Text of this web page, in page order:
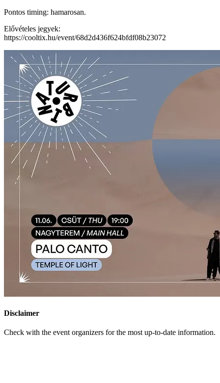
Pontos timing: hamarosan.
Elővételes jegyek:
https://cooltix.hu/event/68d2d436f624bfdf08b23072
Disclaimer
Check with the event organizers for the most up-to-date information.